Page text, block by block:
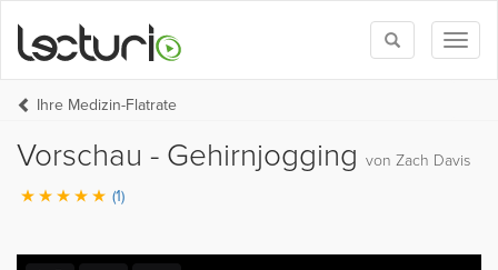
Toggle
search
Ihre Medizin-Flatrate
Vorschau - Gehirnjogging von Zach Davis
(1)